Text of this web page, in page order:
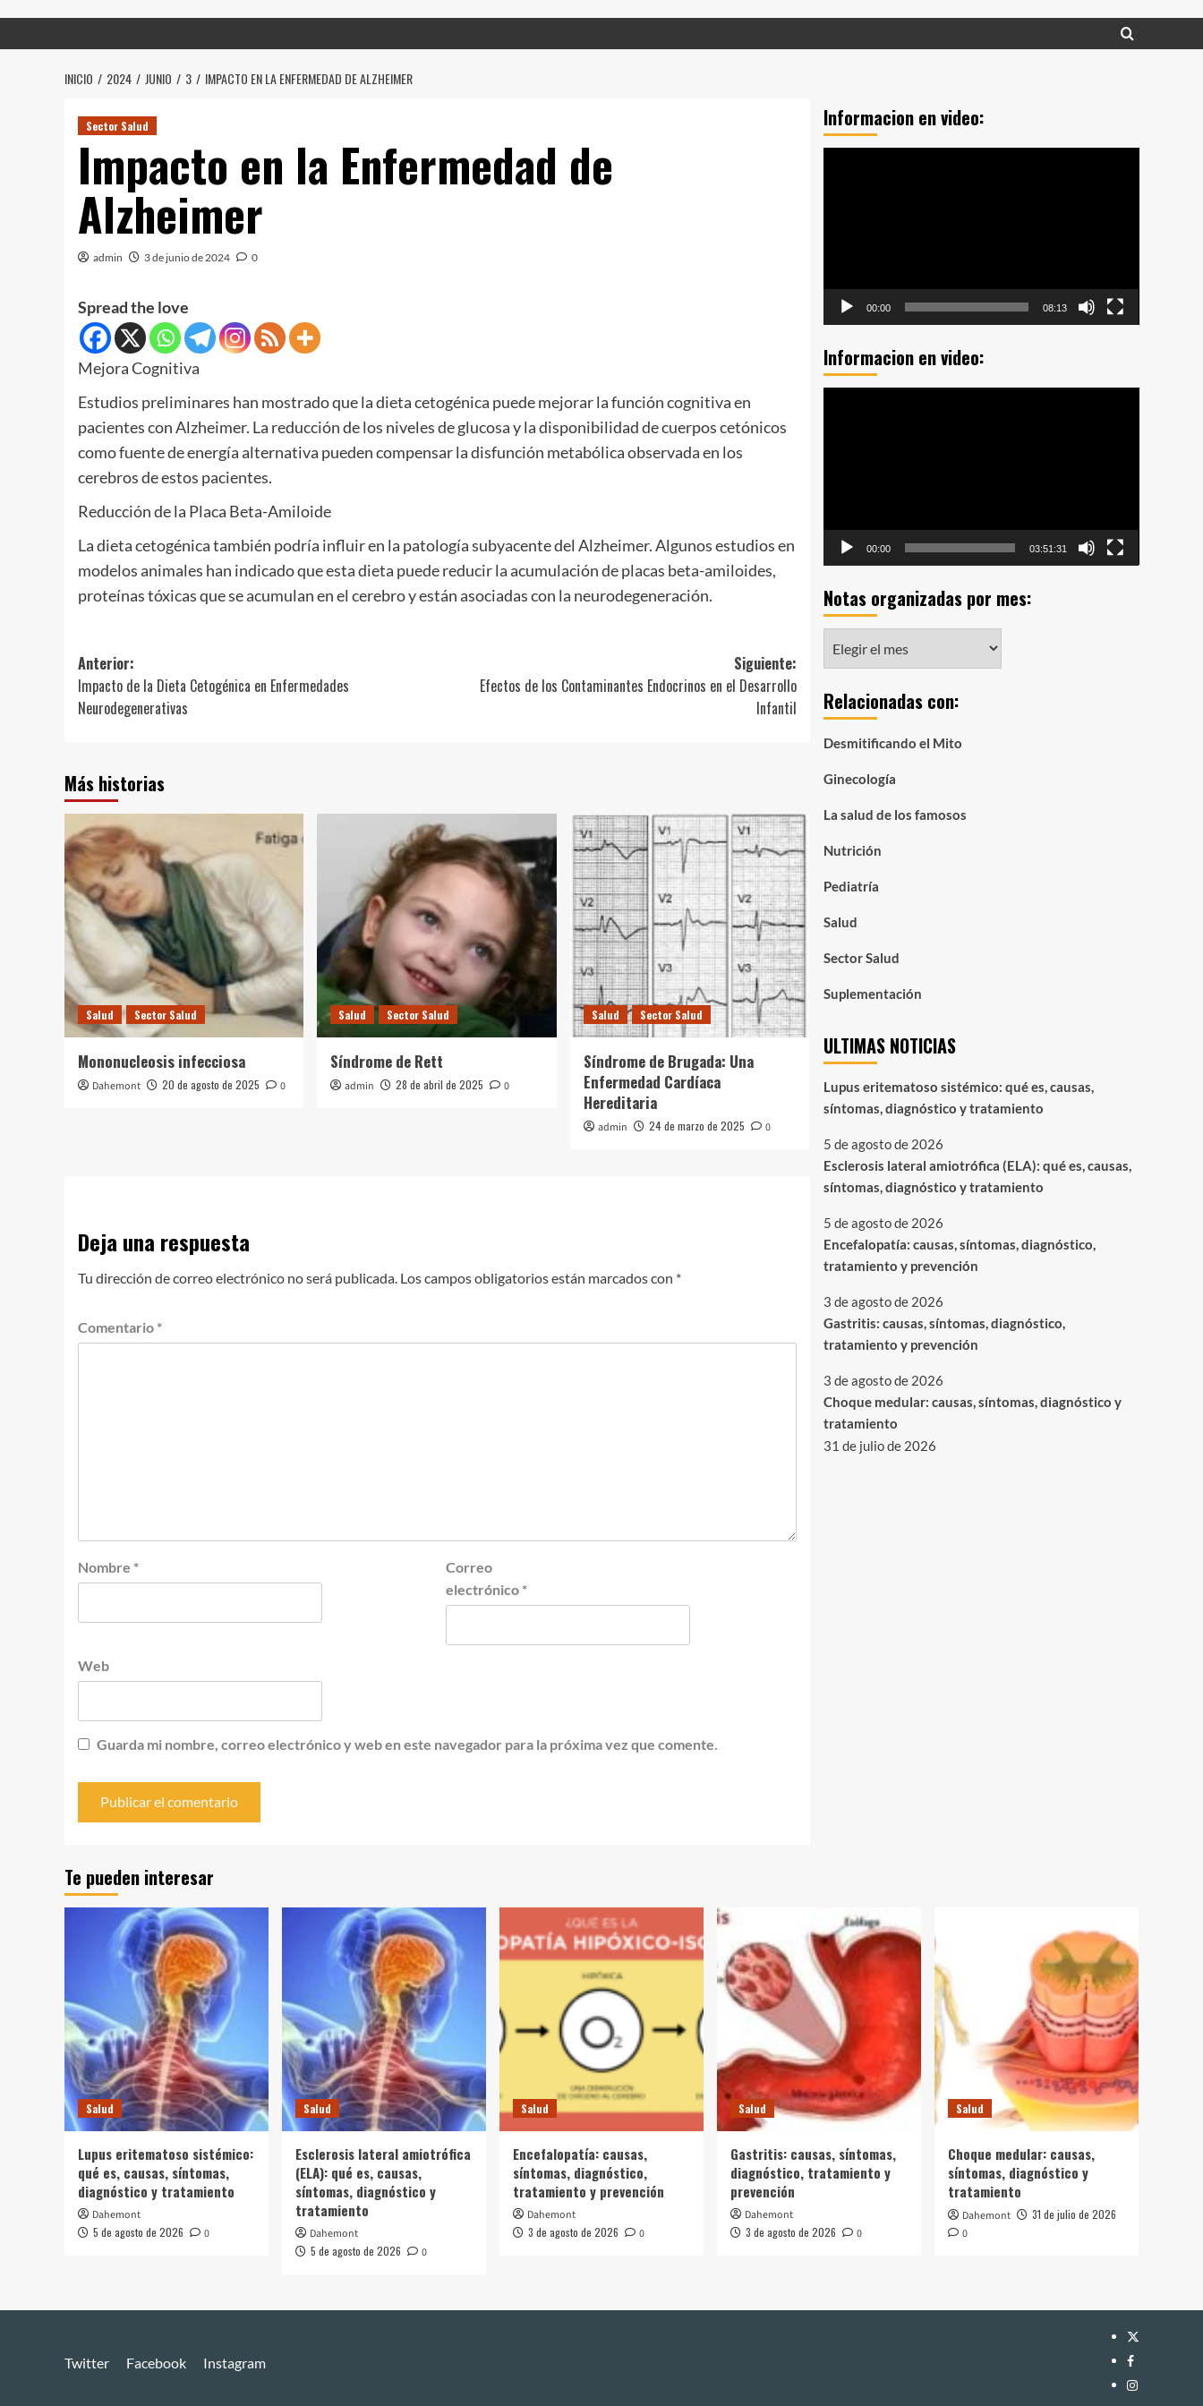
INICIO 2024 JUNIO 3 IMPACTO EN LA ENFERMEDAD DE ALZHEIMER
Sector Salud
Impacto en la Enfermedad de
Alzheimer
admin 3 de junio de 2024 0
Spread the love
Mejora Cognitiva
Estudios preliminares han mostrado que la dieta cetogénica puede mejorar la función cognitiva en
pacientes con Alzheimer. La reducción de los niveles de glucosa y la disponibilidad de cuerpos cetónicos
como fuente de energía alternativa pueden compensar la disfunción metabólica observada en los
cerebros de estos pacientes.
Reducción de la Placa Beta-Amiloide
La dieta cetogénica también podría influir en la patología subyacente del Alzheimer. Algunos estudios en
modelos animales han indicado que esta dieta puede reducir la acumulación de placas beta-amiloides,
proteínas tóxicas que se acumulan en el cerebro y están asociadas con la neurodegeneración.
Navegación
de
entradas
Anterior:
Impacto de la Dieta Cetogénica en Enfermedades
Neurodegenerativas
Siguiente:
Efectos de los Contaminantes Endocrinos en el Desarrollo
Infantil
Más historias
Salud Sector Salud
Mononucleosis infecciosa
Dahemont 20 de agosto de 2025 0
Salud Sector Salud
Síndrome de Rett
admin 28 de abril de 2025 0
Salud Sector Salud
Síndrome de Brugada: Una
Enfermedad Cardíaca
Hereditaria
admin 24 de marzo de 2025 0
Deja una respuesta
Tu dirección de correo electrónico no será publicada. Los campos obligatorios están marcados con *
Comentario *
Nombre *
Correo
electrónico *
Web
Guarda mi nombre, correo electrónico y web en este navegador para la próxima vez que comente.
Informacion en video:
00:00 08:13
Informacion en video:
00:00 03:51:31
Notas organizadas por mes:
organizadas
mes:
Relacionadas con:
Desmitificando el Mito
Ginecología
La salud de los famosos
Nutrición
Pediatría
Salud
Sector Salud
Suplementación
ULTIMAS NOTICIAS
Lupus eritematoso sistémico: qué es, causas,
síntomas, diagnóstico y tratamiento
5 de agosto de 2026
Esclerosis lateral amiotrófica (ELA): qué es, causas,
síntomas, diagnóstico y tratamiento
5 de agosto de 2026
Encefalopatía: causas, síntomas, diagnóstico,
tratamiento y prevención
3 de agosto de 2026
Gastritis: causas, síntomas, diagnóstico,
tratamiento y prevención
3 de agosto de 2026
Choque medular: causas, síntomas, diagnóstico y
tratamiento
31 de julio de 2026
Te pueden interesar
Salud
Lupus eritematoso sistémico:
qué es, causas, síntomas,
diagnóstico y tratamiento
Dahemont
5 de agosto de 2026
0
Salud
Esclerosis lateral amiotrófica
(ELA): qué es, causas,
síntomas, diagnóstico y
tratamiento
Dahemont
5 de agosto de 2026
0
Salud
Encefalopatía: causas,
síntomas, diagnóstico,
tratamiento y prevención
Dahemont
3 de agosto de 2026
0
Salud
Gastritis: causas, síntomas,
diagnóstico, tratamiento y
prevención
Dahemont
3 de agosto de 2026
0
Salud
Choque medular: causas,
síntomas, diagnóstico y
tratamiento
Dahemont
31 de julio de 2026
0
Twitter Facebook Instagram
Twitter
Facebook
Instagram